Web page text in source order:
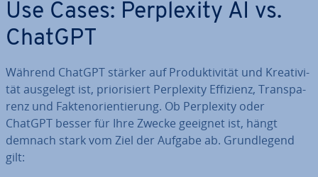
Use Cases: Per­ple­xi­ty AI vs.
ChatGPT
Während ChatGPT stärker auf Pro­duk­ti­vi­tät und Krea­ti­vi­
tät ausgelegt ist, prio­ri­siert Per­ple­xi­ty Effizienz, Trans­pa­
renz und Fak­ten­ori­en­tie­rung. Ob Per­ple­xi­ty oder
ChatGPT besser für Ihre Zwecke geeignet ist, hängt
demnach stark vom Ziel der Aufgabe ab. Grund­le­gend
gilt: